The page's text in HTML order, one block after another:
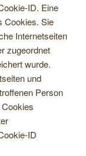
ID. Eine
Cookies. Sie
Internetseiten
zugeordnet
wurde.
und
Person
ID